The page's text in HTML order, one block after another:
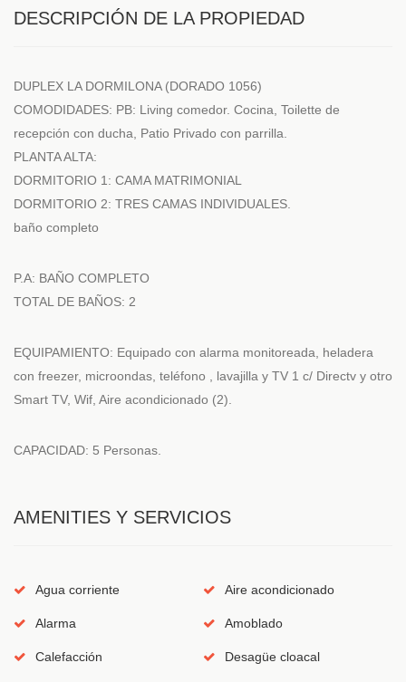
DESCRIPCIÓN DE LA PROPIEDAD
DUPLEX LA DORMILONA (DORADO 1056)
COMODIDADES: PB: Living comedor. Cocina, Toilette de
recepción con ducha, Patio Privado con parrilla.
PLANTA ALTA:
DORMITORIO 1: CAMA MATRIMONIAL
DORMITORIO 2: TRES CAMAS INDIVIDUALES.
baño completo
P.A: BAÑO COMPLETO
TOTAL DE BAÑOS: 2
EQUIPAMIENTO: Equipado con alarma monitoreada, heladera
con freezer, microondas, teléfono , lavajilla y TV 1 c/ Directv y otro
Smart TV, Wif, Aire acondicionado (2).
CAPACIDAD: 5 Personas.
AMENITIES Y SERVICIOS
Agua corriente Aire acondicionado
Alarma Amoblado
Calefacción Desagüe cloacal